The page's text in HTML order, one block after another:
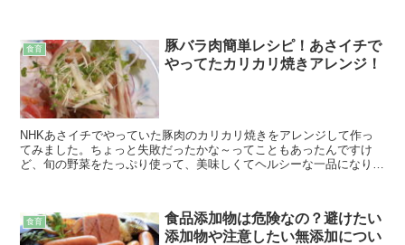
食育
豚バラ肉簡単レシピ！あさイチで
やってたカリカリ焼きアレンジ！
NHKあさイチでやっていた豚肉のカリカリ焼きをアレンジして作っ
てみました。ちょっと失敗だったかな～ってこともあったんですけ
ど、旬の野菜をたっぷり使って、美味しくてヘルシーな一品になりま
食育
食品添加物は危険なの？避けたい
添加物や注意したい無添加につい